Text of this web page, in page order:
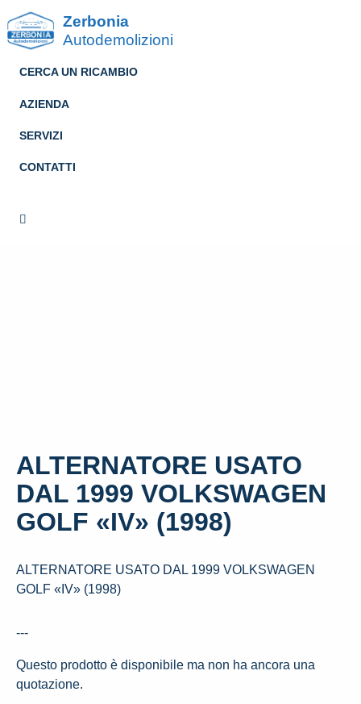
Zerbonia
Autodemolizioni
CERCA UN RICAMBIO
AZIENDA
SERVIZI
CONTATTI
ALTERNATORE USATO
DAL 1999 VOLKSWAGEN
GOLF «IV» (1998)
ALTERNATORE USATO DAL 1999 VOLKSWAGEN
GOLF «IV» (1998)
---
Questo prodotto è disponibile ma non ha ancora una
quotazione.